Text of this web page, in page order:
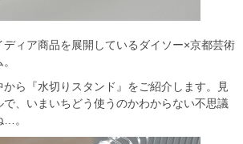
ィア商品を展開しているダイソー×京都芸術
ら『水切りスタンド』をご紹介します。見
、いまいちどう使うのかわからない不思議
…。